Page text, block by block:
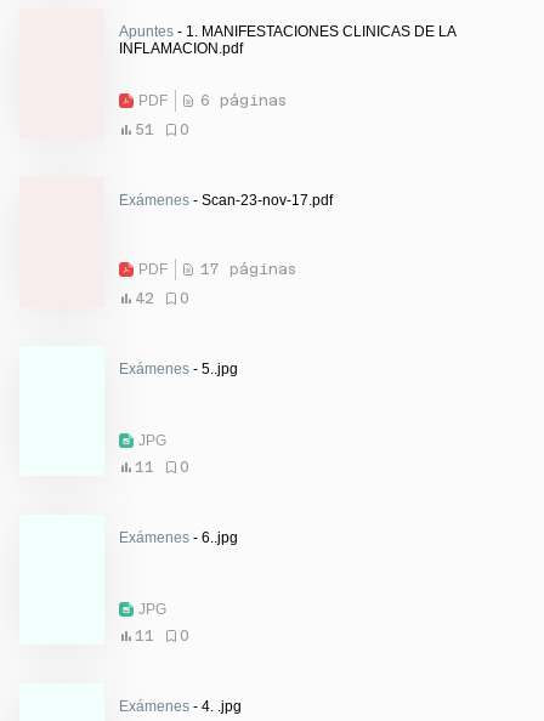
Apuntes - 1. MANIFESTACIONES CLINICAS DE LA
INFLAMACION.pdf
PDF
6 páginas
51
0
Exámenes - Scan-23-nov-17.pdf
PDF
17 páginas
42
0
Exámenes - 5..jpg
JPG
11
0
Exámenes - 6..jpg
JPG
11
0
Exámenes - 4. .jpg